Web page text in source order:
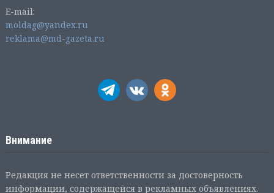
E-mail:
moldag@yandex.ru
reklama@md-gazeta.ru
Внимание
Редакция не несет ответственности за достоверность
информации, содержащейся в рекламных объявлениях.